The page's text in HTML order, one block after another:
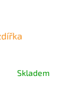
Skladem